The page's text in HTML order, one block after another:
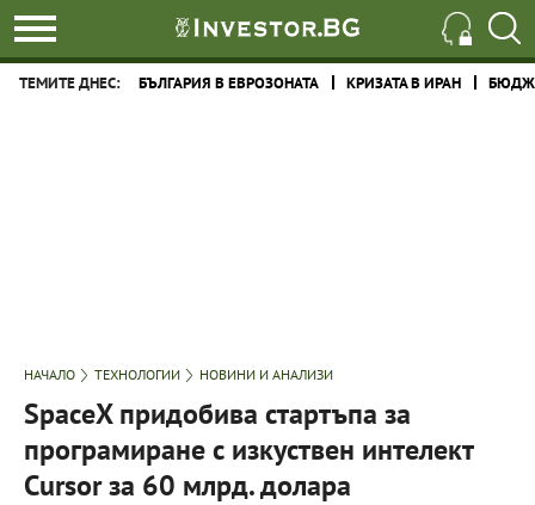
ТЕМИТЕ ДНЕС: БЪЛГАРИЯ В ЕВРОЗОНАТА КРИЗАТА В ИРАН
НАЧАЛО ТЕХНОЛОГИИ НОВИНИ И АНАЛИЗИ
SpaceX придобива стартъпа за
програмиране с изкуствен интелект
Cursor за 60 млрд. долара